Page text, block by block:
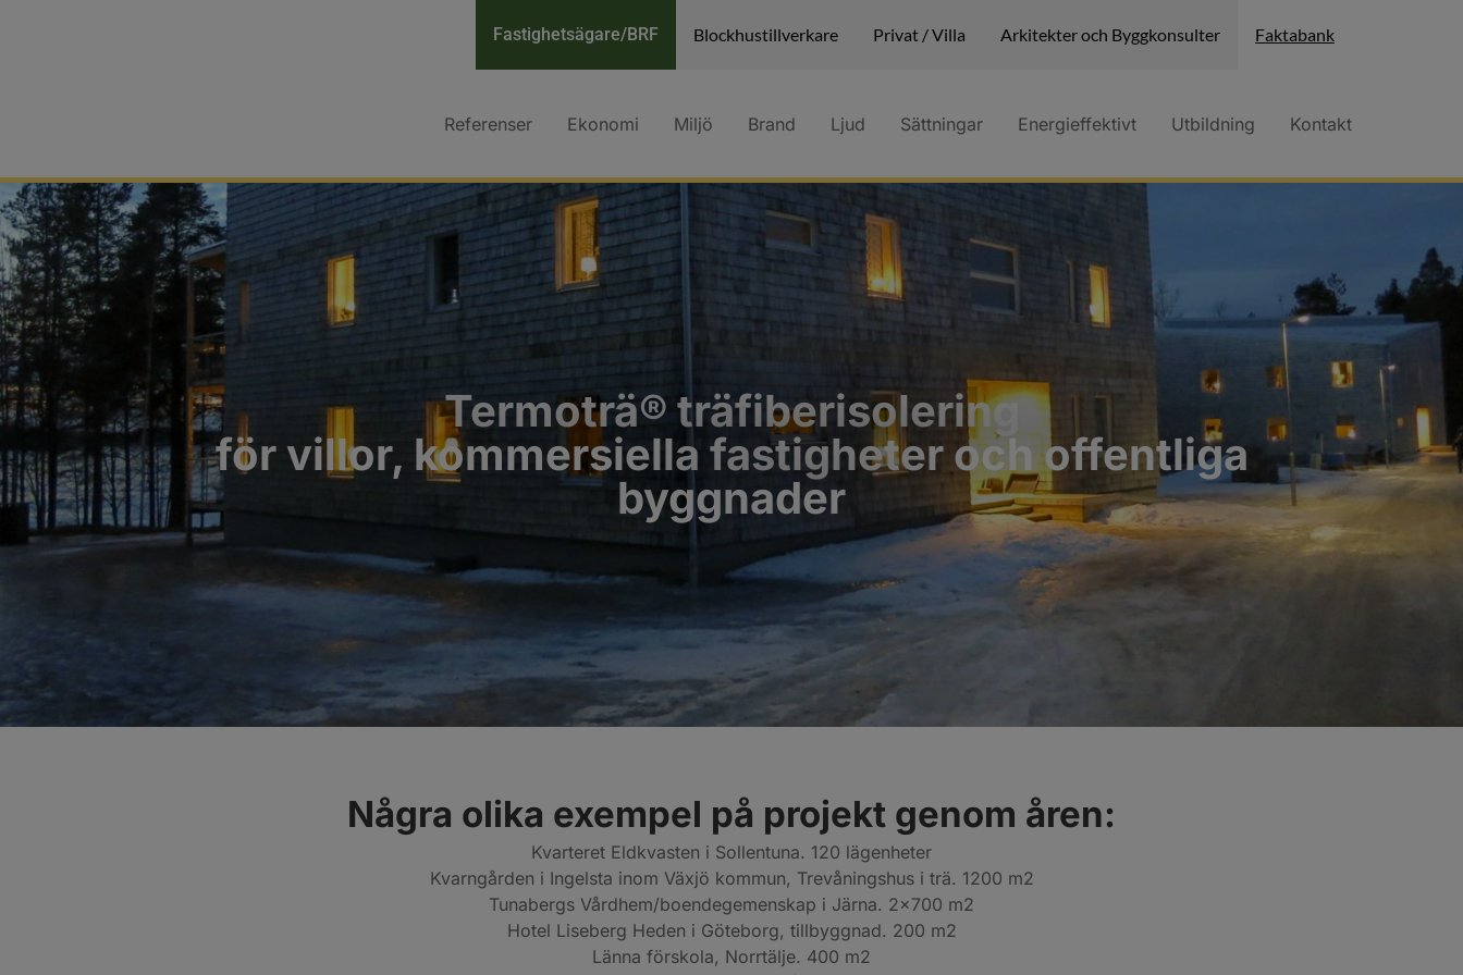
Fastighetsägare/BRF Blockhustillverkare Privat / Villa Arkitekter och Byggkonsulter Faktabank
Referenser Ekonomi Miljö Brand Ljud Sättningar Energieffektivt Utbildning Kontakt
Termoträ® träfiberisolering
för villor, kommersiella fastigheter och offentliga
byggnader
Några olika exempel på projekt genom åren:
Kvarteret Eldkvasten i Sollentuna. 120 lägenheter
Kvarngården i Ingelsta inom Växjö kommun, Trevåningshus i trä. 1200 m2
Tunabergs Vårdhem/boendegemenskap i Järna. 2×700 m2
Hotel Liseberg Heden i Göteborg, tillbyggnad. 200 m2
Länna förskola, Norrtälje. 400 m2